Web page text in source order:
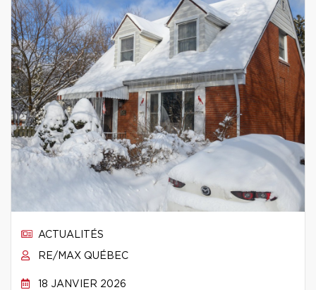
ACTUALITÉS
RE/MAX QUÉBEC
18 JANVIER 2026